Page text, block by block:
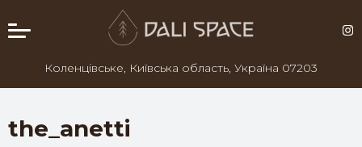
Коленцівське, Київська область, Україна 07203
the_anetti